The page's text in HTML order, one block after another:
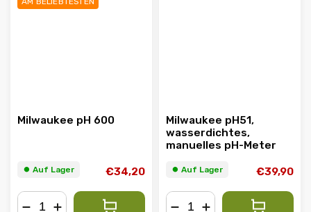
Milwaukee pH 600
⏺︎ Auf Lager €34,20
Milwaukee pH51,
wasserdichtes,
manuelles pH-Meter
⏺︎ Auf Lager €39,90